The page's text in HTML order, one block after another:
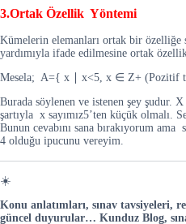
3.Ortak Özellik Yöntemi
Kümelerin elemanları ortak bir
yardımıyla ifade edilmesine ortak
Mesela; A={ x
x<5, x ∈ Z+ (Pozitif
Burada söylenen ve istenen şey şudur.
şartıyla x sayımız5’ten küçük olmalı.
Bunun cevabını sana bırakıyorum ama
4 olduğu ipucunu vereyim.
☀️
Konu anlatımları, sınav tavsiyeleri,
güncel duyurular… Kunduz Blog,